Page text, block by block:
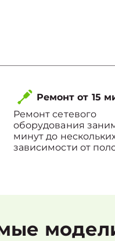
Ремонт от 15
Ремонт сетевого
оборудования
минут до
зависимости от